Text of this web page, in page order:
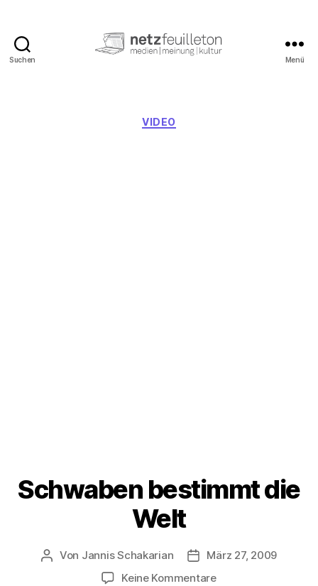
Suchen Menü
Kategorien
VIDEO
Schwaben bestimmt die
Welt
Beitragsautor
Von Jannis Schakarian Veröffentlichungsdatum
März 27, 2009
Keine Kommentarezu